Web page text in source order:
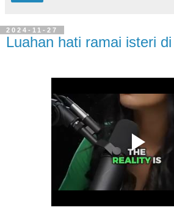
2024-11-27
Luahan hati ramai isteri